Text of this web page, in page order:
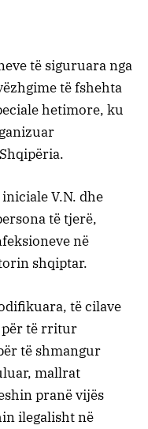
të siguruara nga
të fshehta
hetimore, ku
V.N. dhe
të tjerë,
në
shqiptar.
të cilave
për të rritur
të shmangur
mallrat
pranë vijës
ilegalisht në